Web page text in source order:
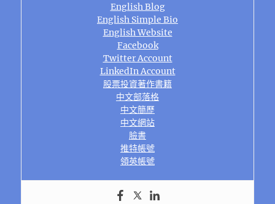
English Blog
English Simple Bio
English Website
Facebook
Twitter Account
LinkedIn Account
股票投資著作書籍
中文部落格
中文簡歷
中文網站
臉書
推特帳號
領英帳號